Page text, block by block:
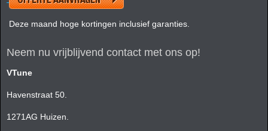
Deze maand hoge kortingen inclusief garanties.
Neem nu vrijblijvend contact met ons op!
VTune
Havenstraat 50.
1271AG Huizen.